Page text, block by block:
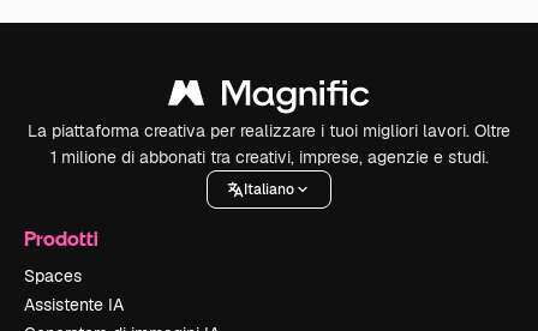
La piattaforma creativa per realizzare i tuoi migliori lavori. Oltre
1 milione di abbonati tra creativi, imprese, agenzie e studi.
Italiano
Prodotti
Spaces
Assistente IA